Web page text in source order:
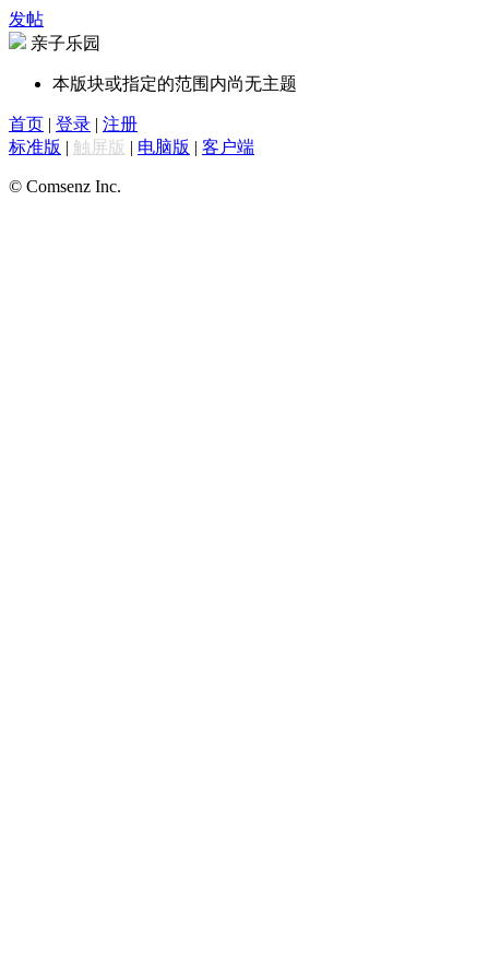
发帖
亲子乐园
本版块或指定的范围内尚无主题
首页 | 登录 | 注册
标准版 | 触屏版 | 电脑版 | 客户端
© Comsenz Inc.